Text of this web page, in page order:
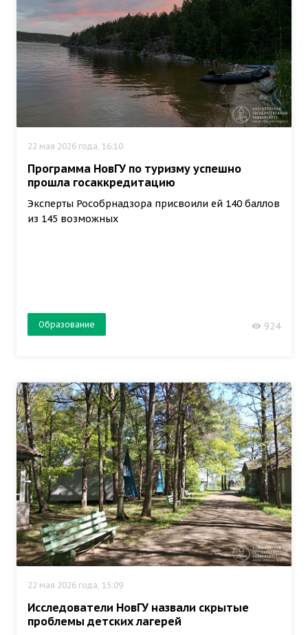
22 мая 2026 года, 16:10
Программа НовГУ по туризму успешно
прошла госаккредитацию
Эксперты Рособрнадзора присвоили ей 140 баллов
из 145 возможных
Образование 924
22 мая 2026 года, 15:09
Исследователи НовГУ назвали скрытые
проблемы детских лагерей